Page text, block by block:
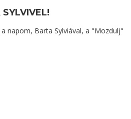
napom, Barta Sylviával, a "Mozdulj"